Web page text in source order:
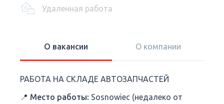
Удаленная работа
О вакансии О компании
РАБОТА НА СКЛАДЕ АВТОЗАПЧАСТЕЙ
📍 Место работы: Sosnowiec (недалеко от